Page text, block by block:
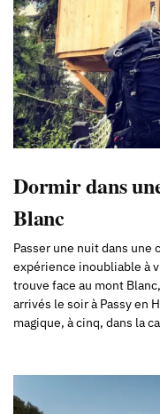
Dormir dans
Blanc
Passer une nuit dans une
expérience inoubliable à
trouve face au mont
arrivés le soir à Passy en
magique, à cinq, dans la